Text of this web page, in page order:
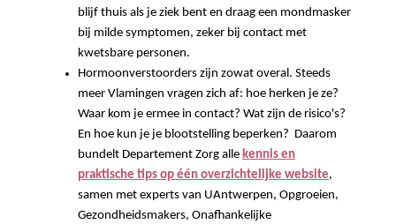
blijf thuis als je ziek bent en draag een mondmasker
bij milde symptomen, zeker bij contact met
kwetsbare personen.
Hormoonverstoorders zijn zowat overal. Steeds
meer Vlamingen vragen zich af: hoe herken je ze?
Waar kom je ermee in contact? Wat zijn de risico's?
En hoe kun je je blootstelling beperken? Daarom
bundelt Departement Zorg alle kennis en
praktische tips op één overzichtelijke website,
samen met experts van UAntwerpen, Opgroeien,
Gezondheidsmakers, Onafhankelijke